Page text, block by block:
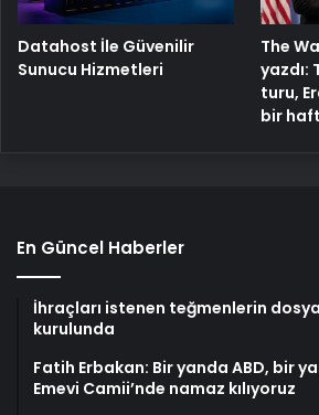
Datahost İle Güvenilir
Sunucu Hizmetleri
The
yazdı:
turu,
bir
En Güncel Haberler
İhraçları istenen teğmenlerin
kurulunda
Fatih Erbakan: Bir yanda ABD, bir
Emevi Camii’nde namaz kılıyoruz